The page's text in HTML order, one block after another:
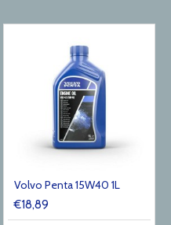
Volvo Penta 15W40 1L
€18,89